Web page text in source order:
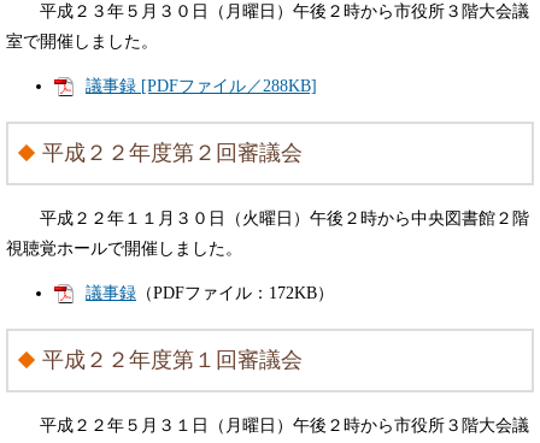
平成２３年５月３０日（月曜日）午後２時から市役所３階大会議
室で開催しました。
議事録 [PDFファイル／288KB]
平成２２年度第２回審議会
平成２２年１１月３０日（火曜日）午後２時から中央図書館２階
視聴覚ホールで開催しました。
議事録 （PDFファイル：172KB）
平成２２年度第１回審議会
平成２２年５月３１日（月曜日）午後２時から市役所３階大会議